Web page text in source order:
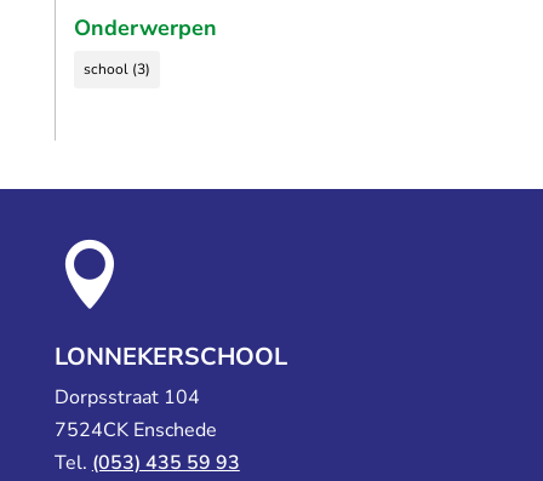
Onderwerpen
school(3)

LONNEKERSCHOOL
Dorpsstraat 104
7524CK Enschede
Tel. (053) 435 59 93